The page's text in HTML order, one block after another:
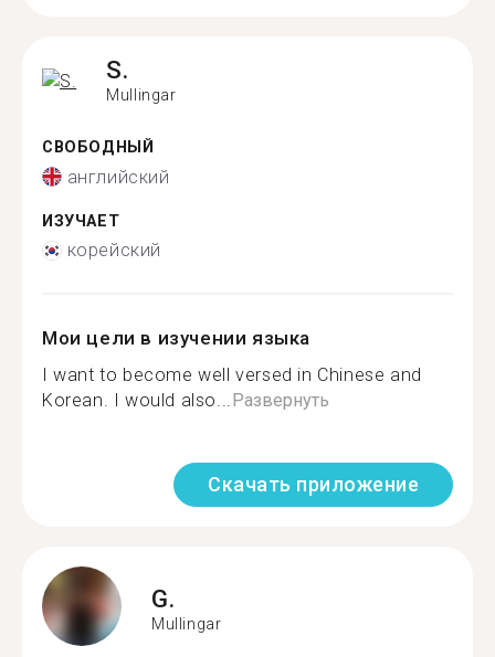
S.
Mullingar
СВОБОДНЫЙ
английский
ИЗУЧАЕТ
корейский
Мои цели в изучении языка
I want to become well versed in Chinese and
Korean. I would also...Развернуть
Скачать приложение
G.
Mullingar